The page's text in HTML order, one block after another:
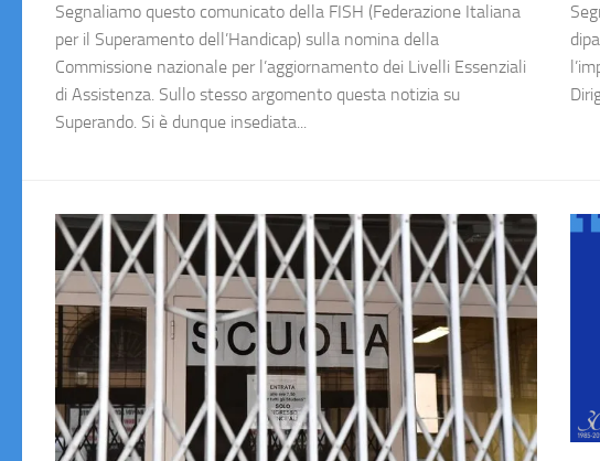
Segnaliamo questo comunicato della FISH (Federazione Italiana
per il Superamento dell’Handicap) sulla nomina della
Commissione nazionale per l’aggiornamento dei Livelli Essenziali
di Assistenza. Sullo stesso argomento questa notizia su
Superando. Si è dunque insediata...